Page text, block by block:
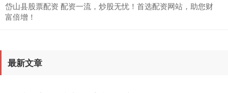
岱山县股票配资 配资一流，炒股无忧！首选配资网站，助您财
富倍增！
最新文章